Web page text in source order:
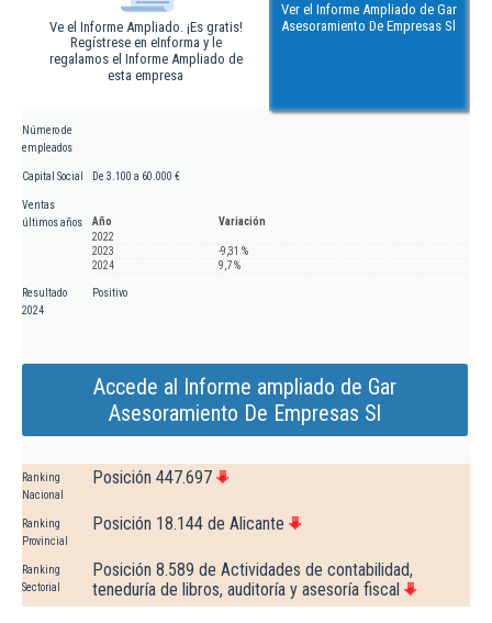
Ve el Informe Ampliado. ¡Es gratis!
Regístrese en eInforma y le
regalamos el Informe Ampliado de
esta empresa
Ver el Informe Ampliado de Gar
Asesoramiento De Empresas Sl
Número de
empleados
Capital Social De 3.100 a 60.000 €
Ventas
últimos años
Año
Variación
2022
2023
-9,31 %
2024
9,7 %
Resultado
2024
Positivo
Accede al Informe ampliado de Gar
Asesoramiento De Empresas Sl
Ranking
Nacional
Posición 447.697
Ranking
Provincial
Posición 18.144 de Alicante
Ranking
Sectorial
Posición 8.589 de Actividades de contabilidad,
teneduría de libros, auditoría y asesoría fiscal